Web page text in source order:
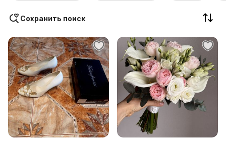
Сохранить поиск